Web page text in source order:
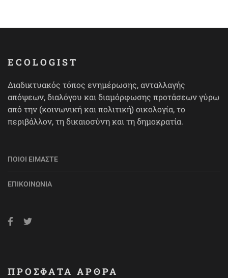
ECOLOGIST
Διαδικτυακός τόπος ενημέρωσης, ανταλλαγής
απόψεων, διαλόγου και διαμόρφωσης προτάσεων γύρω
από την (κοινωνική και πολιτική) οικολογία, το
περιβάλλον, τη δικαιοσύνη και τη δημοκρατία.
ΠΟΙΟΙ ΕΊΜΑΣΤΕ
ΕΠΙΚΟΙΝΩΝΊΑ
ΠΡΟΣΦΑΤΑ ΑΡΘΡΑ